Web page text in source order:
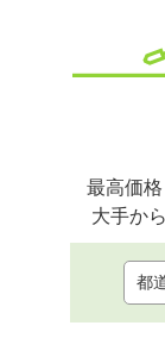
最高価
大手か